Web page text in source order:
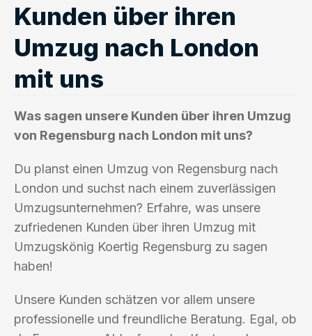
Kunden über ihren
Umzug nach London
mit uns
Was sagen unsere Kunden über ihren Umzug
von Regensburg nach London mit uns?
Du planst einen Umzug von Regensburg nach
London und suchst nach einem zuverlässigen
Umzugsunternehmen? Erfahre, was unsere
zufriedenen Kunden über ihren Umzug mit
Umzugskönig Koertig Regensburg zu sagen
haben!
Unsere Kunden schätzen vor allem unsere
professionelle und freundliche Beratung. Egal, ob